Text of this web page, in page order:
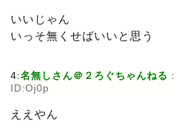
いいじゃん
いっそ無くせばいいと思う
4:名無しさん＠２ろぐちゃんねる :
ID:Oj0p
ええやん